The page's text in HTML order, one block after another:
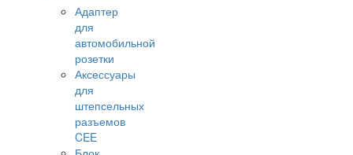
Адаптер
для
автомобильной
розетки
Аксессуары
для
штепсельных
разъемов
CEE